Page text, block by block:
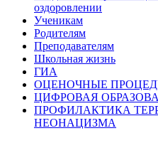
оздоровлении
Ученикам
Родителям
Преподавателям
Школьная жизнь
ГИА
ОЦЕНОЧНЫЕ
ЦИФРОВАЯ
ПРОФИЛАКТИКА
НЕОНАЦИЗМА